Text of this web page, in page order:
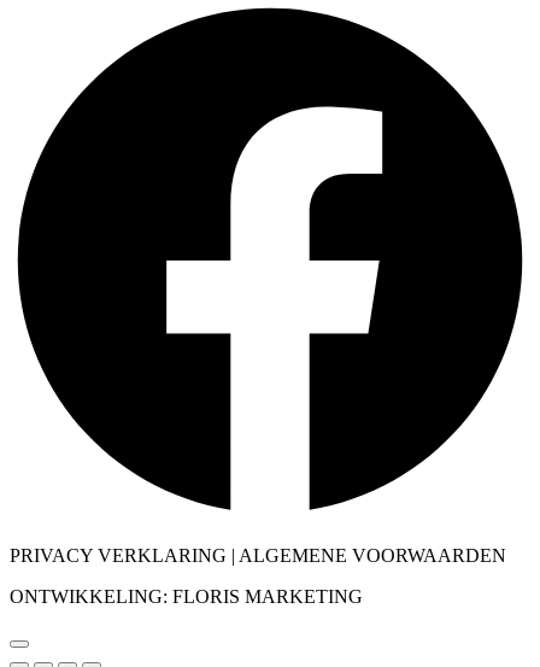
PRIVACY VERKLARING | ALGEMENE VOORWAARDEN
ONTWIKKELING: FLORIS MARKETING